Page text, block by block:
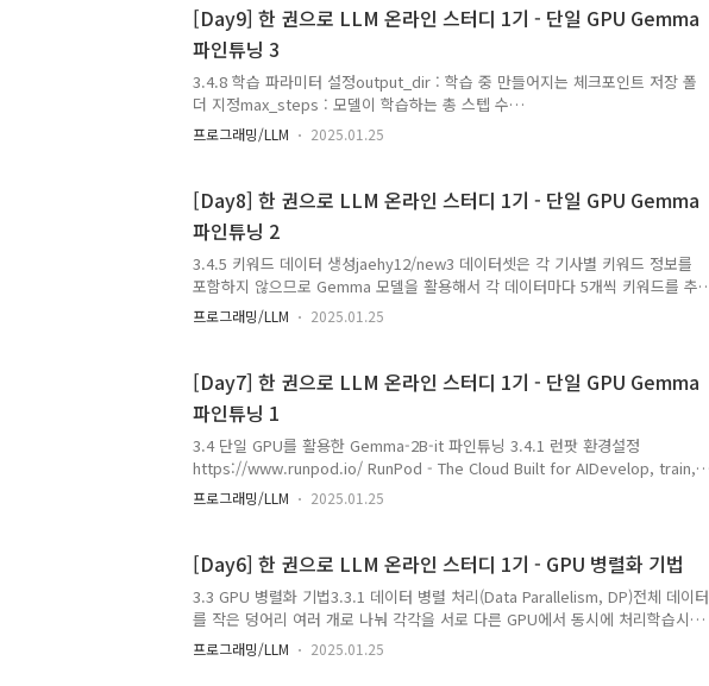
름dataset_path : 학습에 사용할 데이터셋이 위치한 경로max_seq_length : 모
델이 처리할 수 있는 최대 시퀀스 길이 설정output_dir : 학습과정에서 생성..
[Day9] 한 권으로 LLM 온라인 스터디 1기 - 단일 GPU Gemma
파인튜닝 3
3.4.8 학습 파라미터 설정output_dir : 학습 중 만들어지는 체크포인트 저장 폴
더 지정max_steps : 모델이 학습하는 총 스텝 수
per_device_train_batch_size : 학습할 때 각 GPU나 CPU에서 한번에 처리할
데이터 샘플의 수per_device_eval_batch_size : 평가할 때 각 GPU나 CPU에
가중치를 조절하는 강도logging_dir : 로깅 도구가 사용할, 학습 중 발생하는 로
그 정보를 저장하는 위치 지정logging_steps : 학습 상태, 손실값 등을 기록하
는 주기 → 학습 과정 추적할 수 있음report_to : 학습 현황 관찰할 도구 (ex.
wandb.ai..
프로그래밍/LLM 2025.01.25
[Day8] 한 권으로 LLM 온라인 스터디 1기 - 단일 GPU Gemma
파인튜닝 2
3.4.5 키워드 데이터 생성jaehy12/new3 데이터셋은 각 기사별 키워드 정보를
포함하지 않으므로 Gemma 모델을 활용해서 각 데이터마다 5개씩 키워드를 추
출 3.4.6 데이터 전처리Gemma 모델이 이해할 수 있도록 기사 형식의 데이터
를 대화 형식으로 데이터 전처리 진행 3.4.7 데이터셋 분리 및 콜레이터 설정학
프로그래밍/LLM 2025.01.25
[Day7] 한 권으로 LLM 온라인 스터디 1기 - 단일 GPU Gemma
파인튜닝 1
3.4 단일 GPU를 활용한 Gemma-2B-it 파인튜닝 3.4.1 런팟 환경설정
https://www.runpod.io/ RunPod - The Cloud Built for AIDevelop, train,
and scale AI models in one cloud. Spin up on-demand GPUs with GPU
Cloud, scale ML inference with Serverless.www.runpod.io H100PCIe x
https://github.com/wikibook/llm-finetuningcd llm-
finetuning/chapter3/3.4pip install -r req..
프로그래밍/LLM 2025.01.25
[Day6] 한 권으로 LLM 온라인 스터디 1기 - GPU 병렬화 기법
3.3 GPU 병렬화 기법3.3.1 데이터 병렬 처리(Data Parallelism, DP)전체 데이터
를 작은 덩어리 여러 개로 나눠 각각을 서로 다른 GPU에서 동시에 처리학습시
간 크게 단축, 메모리 제약 없이 대규모 데이터셋을 효과적으로 다룰 수 있음모
든 GPU의 VRAM을 균등하게 활용하지 못함 → 모델 병렬화 기법이 등장 3.3.2
프로그래밍/LLM 2025.01.25